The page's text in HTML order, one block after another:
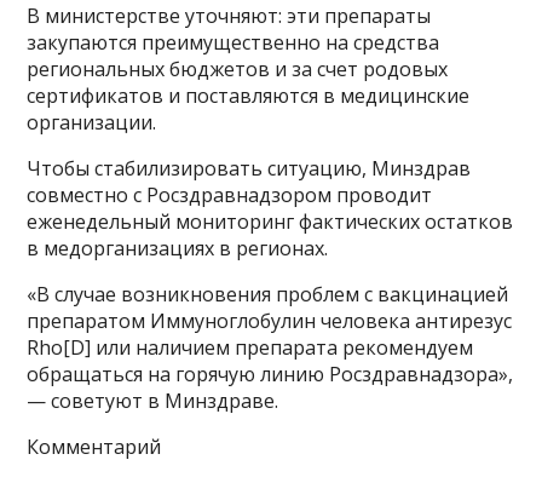
В министерстве уточняют: эти препараты
закупаются преимущественно на средства
региональных бюджетов и за счет родовых
сертификатов и поставляются в медицинские
организации.
Чтобы стабилизировать ситуацию, Минздрав
совместно с Росздравнадзором проводит
еженедельный мониторинг фактических остатков
в медорганизациях в регионах.
«В случае возникновения проблем с вакцинацией
препаратом Иммуноглобулин человека антирезус
Rho[D] или наличием препарата рекомендуем
обращаться на горячую линию Росздравнадзора»,
— советуют в Минздраве.
Комментарий